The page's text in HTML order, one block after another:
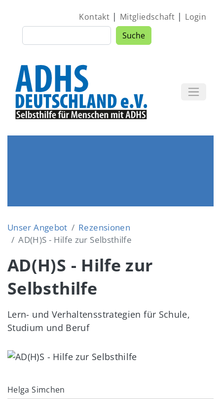
Suche Suche
Kontakt| Mitgliedschaft | Login
Unser Angebot
Rezensionen
AD(H)S - Hilfe zur Selbsthilfe
AD(H)S - Hilfe zur
Selbsthilfe
Lern- und Verhaltensstrategien für Schule,
Studium und Beruf
Image
Helga Simchen